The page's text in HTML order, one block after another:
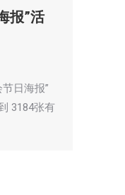
报”活
日海报”
3184张有